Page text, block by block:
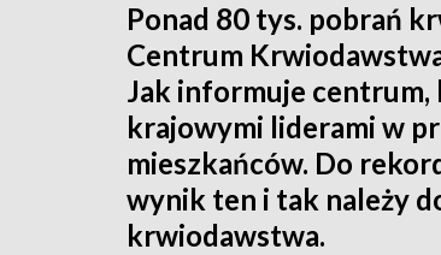
Ponad 80 tys. pobrań
Centrum
Jak informuje
krajowymi liderami w
mieszkańców. Do
wynik ten i tak należy
krwiodawstwa.